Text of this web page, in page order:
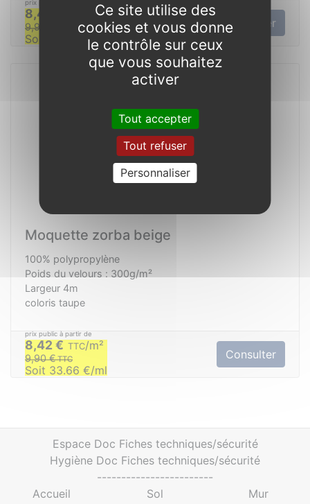
8,42 € m²
9,90 €
Soit 33.66 €/ml
Consulter
Moquette zorba beige
100% polypropylène
Poids du velours : 300g/m²
Largeur 4m
coloris taupe
8,42 € TTC m²
9,90 €TTC
Soit 33.66 €/ml
Consulter
Espace Doc Fiches techniques/sécurité
Hygiène Doc Fiches techniques/sécurité
------------------------
Accueil
Sol
Mur
Ce site utilise des
cookies et vous donne
le contrôle sur ceux
que vous souhaitez
activer
Tout accepter
Tout refuser
Personnaliser